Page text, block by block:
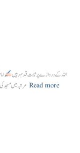
اللہ کے دروازے پر ثابت قدم رہیں
مرتبہ میں مسجد Read more